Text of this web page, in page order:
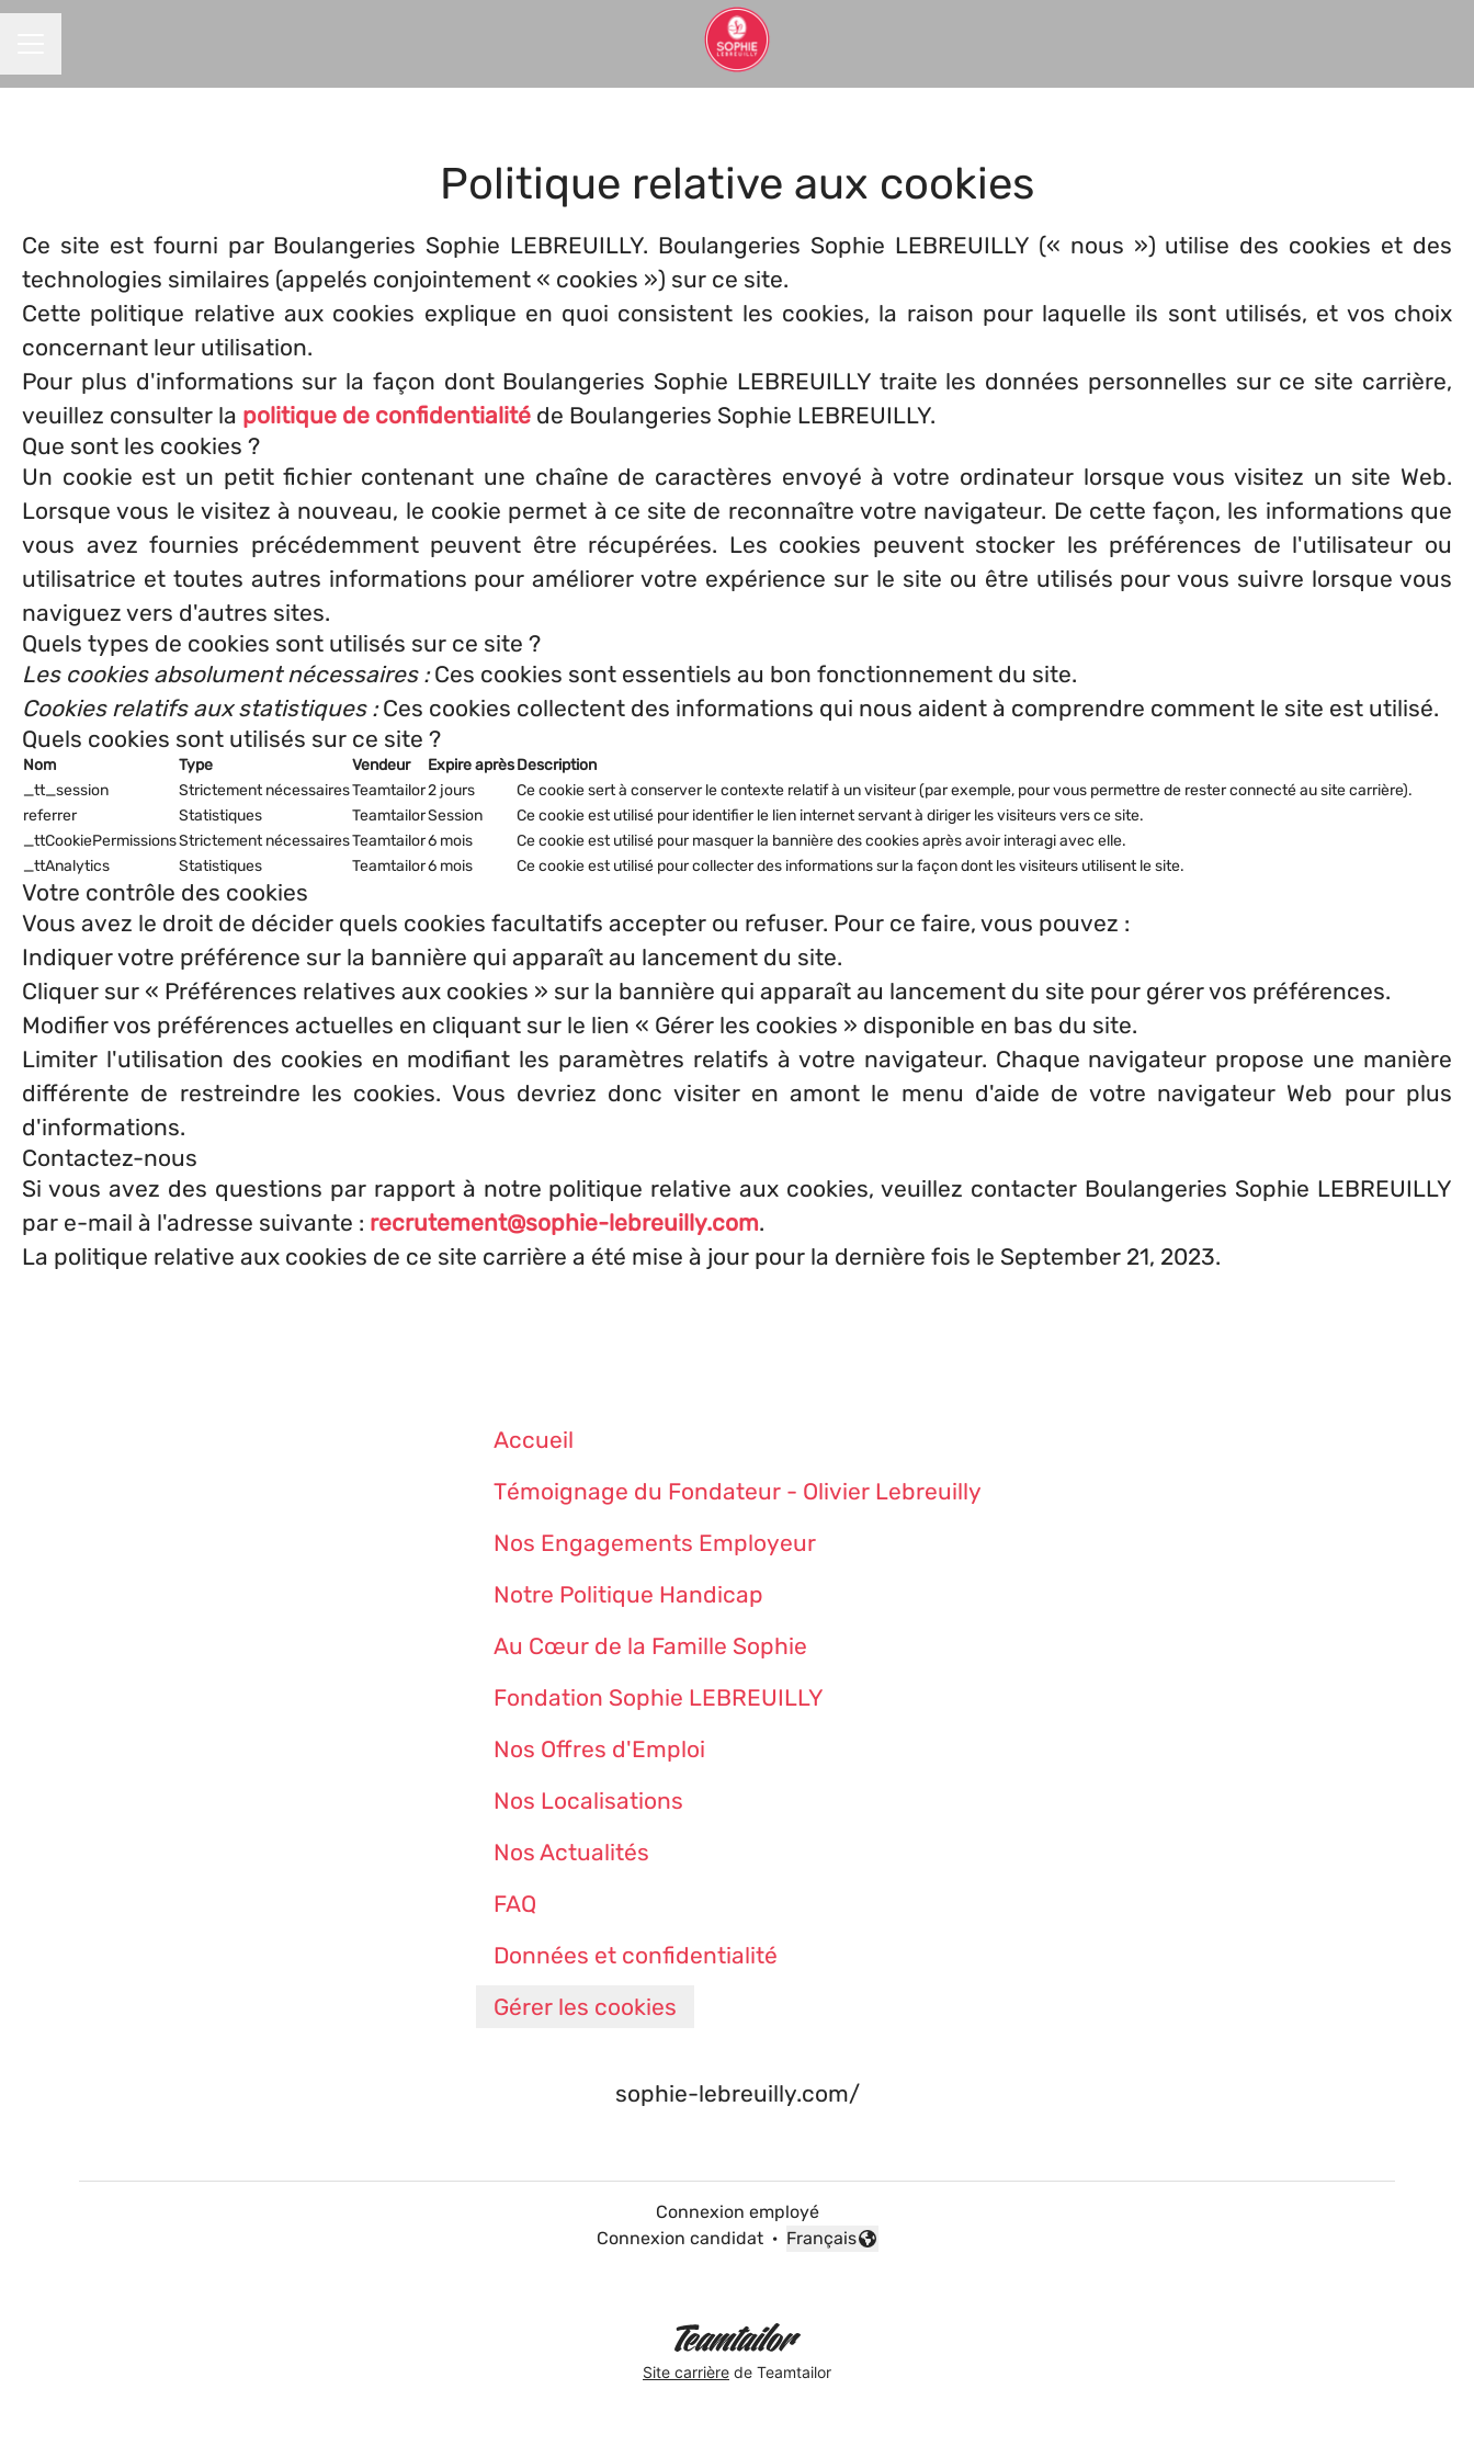
Politique relative aux cookies
Ce site est fourni par Boulangeries Sophie LEBREUILLY. Boulangeries Sophie LEBREUILLY (« nous ») utilise des cookies et des
technologies similaires (appelés conjointement « cookies ») sur ce site.
Cette politique relative aux cookies explique en quoi consistent les cookies, la raison pour laquelle ils sont utilisés, et vos choix
concernant leur utilisation.
Pour plus d'informations sur la façon dont Boulangeries Sophie LEBREUILLY traite les données personnelles sur ce site carrière,
veuillez consulter la politique de confidentialité de Boulangeries Sophie LEBREUILLY.
Que sont les cookies ?
Un cookie est un petit fichier contenant une chaîne de caractères envoyé à votre ordinateur lorsque vous visitez un site Web.
Lorsque vous le visitez à nouveau, le cookie permet à ce site de reconnaître votre navigateur. De cette façon, les informations que
vous avez fournies précédemment peuvent être récupérées. Les cookies peuvent stocker les préférences de l'utilisateur ou
utilisatrice et toutes autres informations pour améliorer votre expérience sur le site ou être utilisés pour vous suivre lorsque vous
naviguez vers d'autres sites.
Quels types de cookies sont utilisés sur ce site ?
Les cookies absolument nécessaires :Ces cookies sont essentiels au bon fonctionnement du site.
Cookies relatifs aux statistiques :Ces cookies collectent des informations qui nous aident à comprendre comment le site est utilisé.
Quels cookies sont utilisés sur ce site ?
Nom Type Vendeur Expire aprèsDescription
_tt_session
Strictement nécessairesTeamtailor2 jours
Ce cookie sert à conserver le contexte relatif à un visiteur (par exemple, pour vous permettre de rester connecté au site carrière).
referrer
Statistiques TeamtailorSession
Ce cookie est utilisé pour identifier le lien internet servant à diriger les visiteurs vers ce site.
_ttCookiePermissionsStrictement nécessairesTeamtailor6 mois
Ce cookie est utilisé pour masquer la bannière des cookies après avoir interagi avec elle.
_ttAnalytics
Statistiques Teamtailor6 mois Ce cookie est utilisé pour collecter des informations sur la façon dont les visiteurs utilisent le site.
Votre contrôle des cookies
Vous avez le droit de décider quels cookies facultatifs accepter ou refuser. Pour ce faire, vous pouvez :
Indiquer votre préférence sur la bannière qui apparaît au lancement du site.
Cliquer sur « Préférences relatives aux cookies » sur la bannière qui apparaît au lancement du site pour gérer vos préférences.
Modifier vos préférences actuelles en cliquant sur le lien « Gérer les cookies » disponible en bas du site.
Limiter l'utilisation des cookies en modifiant les paramètres relatifs à votre navigateur. Chaque navigateur propose une manière
différente de restreindre les cookies. Vous devriez donc visiter en amont le menu d'aide de votre navigateur Web pour plus
d'informations.
Contactez-nous
Si vous avez des questions par rapport à notre politique relative aux cookies, veuillez contacter Boulangeries Sophie LEBREUILLY
par e-mail à l'adresse suivante : recrutement@sophie-lebreuilly.com.
La politique relative aux cookies de ce site carrière a été mise à jour pour la dernière fois le September 21, 2023.
Accueil
Témoignage du Fondateur - Olivier Lebreuilly
Nos Engagements Employeur
Notre Politique Handicap
Au Cœur de la Famille Sophie
Fondation Sophie LEBREUILLY
Nos Offres d'Emploi
Nos Localisations
Nos Actualités
FAQ
Données et confidentialité
Gérer les cookies
sophie-lebreuilly.com/
Connexion employé
Connexion candidat ·
Changer la langue
Français
Site carrière de Teamtailor